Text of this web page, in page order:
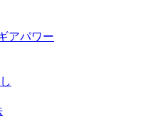
アパワー